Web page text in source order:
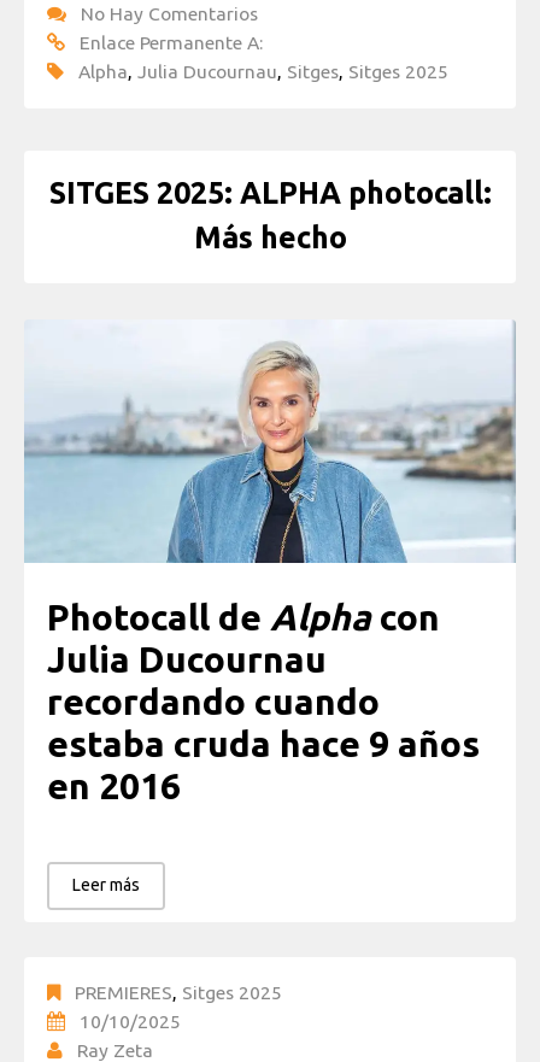
No Hay Comentarios
Enlace Permanente A:
Alpha, Julia Ducournau, Sitges, Sitges 2025
SITGES 2025: ALPHA photocall:
Más hecho
Photocall de Alphacon
Julia Ducournau
recordando cuando
estaba cruda hace 9 años
en 2016
Leer más
PREMIERES, Sitges 2025
10/10/2025
Ray Zeta